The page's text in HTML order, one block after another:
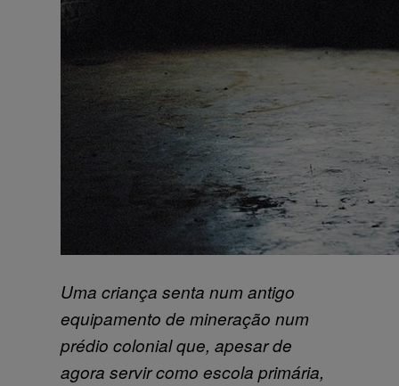
Uma criança senta num antigo
equipamento de mineração num
prédio colonial que, apesar de
agora servir como escola primária,